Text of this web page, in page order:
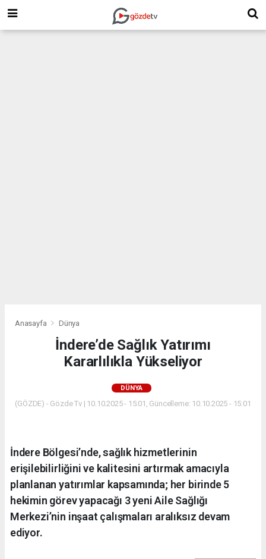
Anasayfa Dünya
İndere’de Sağlık Yatırımı
Kararlılıkla Yükseliyor
DÜNYA
(GÖZDE) - Gözde Tv | 10.10.2025 - 15:01, Güncelleme: 10.10.2025 - 15:01
İndere Bölgesi’nde, sağlık hizmetlerinin
erişilebilirliğini ve kalitesini artırmak amacıyla
planlanan yatırımlar kapsamında; her birinde 5
hekimin görev yapacağı 3 yeni Aile Sağlığı
Merkezi’nin inşaat çalışmaları aralıksız devam
ediyor.